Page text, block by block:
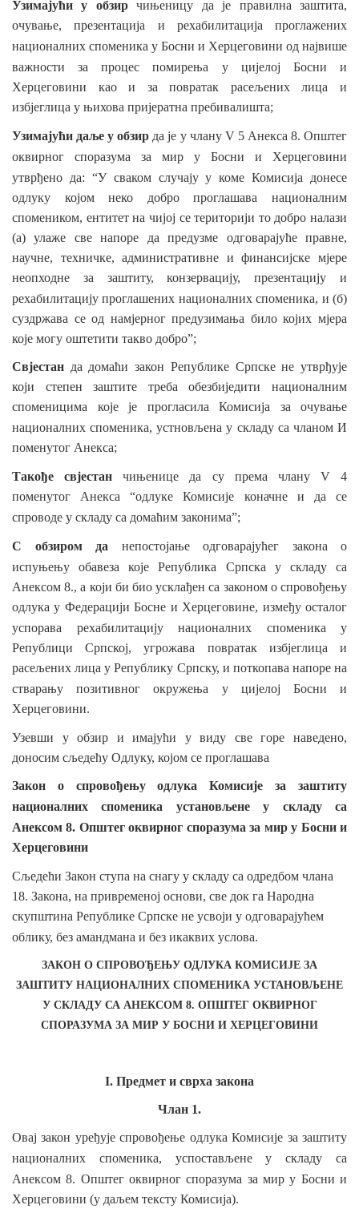
Узимајући у обзир
чињеницу да је правилна заштита,
очување, презентација и рехабилитација проглажених
националних споменика у Босни и Херцеговини од највише
важности за процес помирења у
цијелој Босни и
Херцеговини као и за повратак расељених лица и
избјеглица у њихова пријератна пребивалишта;
Узимајући даље у обзир да је у члану V 5 Анекса 8. Општег
оквирног споразума за мир
у Босни и Херцеговини
утврђено да: “У сваком случају у коме Комисија донесе
одлуку којом неко добро проглашава националним
спомеником, ентитет на чијој се територији то добро налази
(а) улаже све напоре да предузме одговарајуће правне,
научне, техничке, административне и финансијске мјере
неопходне за заштиту, конзервацију, презентацију и
рехабилитацију проглашених националних споменика, и (б)
суздржава се од намјерног предузимања било којих мјера
које могу оштетити такво добро”;
Свјестан да домаћи закон Републике Српске не утврђује
који степен заштите треба обезбиједити националним
споменицима које је прогласила Комисија за очување
националних споменика, устновљена у складу са чланом И
поменутог Анекса;
Такође свјестан
чињенице да су према члану V 4
поменутог Анекса “одлуке Комисије коначне и да се
спроводе у складу са домаћим законима”;
С обзиром да непостојање одговарајућег закона о
испуњењу обавеза које Република Српска у
складу
са
Анексом 8., а који би био усклађен са законом о спровођењу
одлука у Федерацији Босне и Херцеговине, између осталог
успорава рехабилитацију националних
споменика у
Републици Српској, угрожава повратак избјеглица и
расељених лица у Републику Српску, и поткопава напоре на
стварању
позитивног окружења у
цијелој Босни и
Херцеговини.
Узевши у обзир и имајући у виду
све горе наведено,
доносим сљедећу Одлуку, којом се проглашава
Закон о спровођењу одлука Комисије за заштиту
националних
споменика установљене у складу
са
Анексом 8. Општег оквирног споразума за мир у Босни и
Херцеговини
Сљедећи Закон ступа на снагу у складу са одредбом члана
18. Закона, на привременој основи, све док га Народна
скупштина Републике Српске не усвоји у одговарајућем
облику, без амандмана и без икаквих услова.
ЗАКОН О СПРОВОЂЕЊУ ОДЛУКА КОМИСИЈЕ ЗА
ЗАШТИТУ НАЦИОНАЛНИХ СПОМЕНИКА УСТАНОВЉЕНЕ
У СКЛАДУ СА АНЕКСОМ 8. ОПШТЕГ ОКВИРНОГ
СПОРАЗУМА ЗА МИР У БОСНИ И ХЕРЦЕГОВИНИ
I. Предмет и сврха закона
Члан 1.
Овај закон уређује спровођење одлука Комисије за заштиту
националних
споменика, успостављене у складу
са
Анексом 8. Општег оквирног споразума за мир у Босни и
Херцеговини (у даљем тексту Комисија).